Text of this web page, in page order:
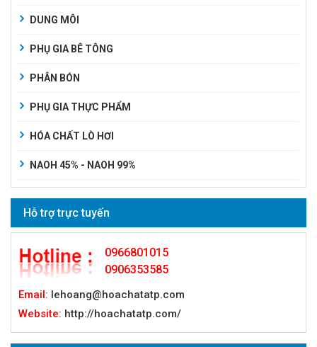
DUNG MÔI
PHỤ GIA BÊ TÔNG
PHÂN BÓN
PHỤ GIA THỰC PHẨM
HÓA CHẤT LÒ HƠI
NAOH 45% - NAOH 99%
Hỗ trợ trực tuyến
0966801015
0906353585
Email: lehoang@hoachatatp.com
Website: http://hoachatatp.com/